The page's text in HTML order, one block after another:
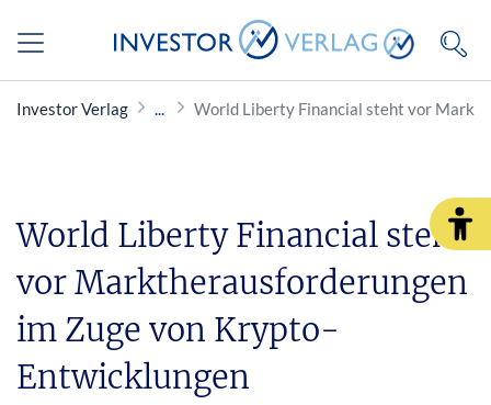
Investor Verlag World Liberty Financial steht vor
World Liberty Financial steht
vor Markt­herausforderungen
im Zuge von Krypto­
Entwicklungen